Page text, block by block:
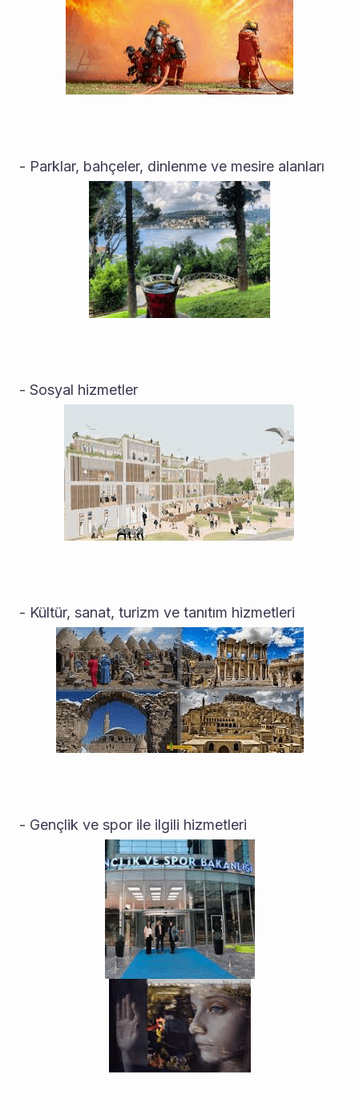
- Parklar, bahçeler, dinlenme ve mesire alanları
- Sosyal hizmetler
- Kültür, sanat, turizm ve tanıtım hizmetleri
- Gençlik ve spor ile ilgili hizmetleri